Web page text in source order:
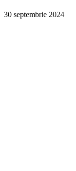
30 septembrie 2024